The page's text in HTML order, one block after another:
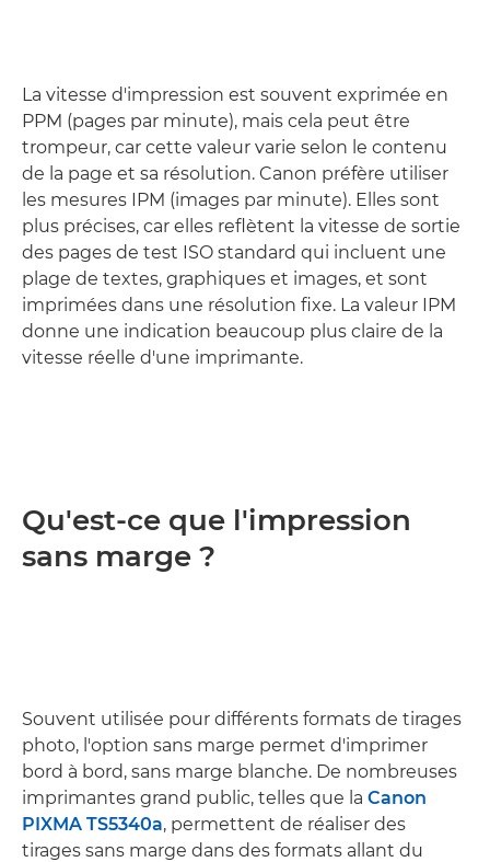
La vitesse d'impression est souvent exprimée en
PPM (pages par minute), mais cela peut être
trompeur, car cette valeur varie selon le contenu
de la page et sa résolution. Canon préfère utiliser
les mesures IPM (images par minute). Elles sont
plus précises, car elles reflètent la vitesse de sortie
des pages de test ISO standard qui incluent une
plage de textes, graphiques et images, et sont
imprimées dans une résolution fixe. La valeur IPM
donne une indication beaucoup plus claire de la
vitesse réelle d'une imprimante.
Qu'est-ce que l'impression
sans marge ?
Souvent utilisée pour différents formats de tirages
photo, l'option sans marge permet d'imprimer
bord à bord, sans marge blanche. De nombreuses
imprimantes grand public, telles que la Canon
PIXMA TS5340a, permettent de réaliser des
tirages sans marge dans des formats allant du